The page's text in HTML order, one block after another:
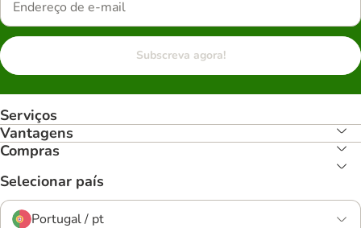
Subscreva agora!
Serviços
Vantagens
Compras
Selecionar país
Portugal / pt